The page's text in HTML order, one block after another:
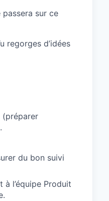
sur ce
regorges d’idées
(préparer
du bon suivi
l’équipe Produit